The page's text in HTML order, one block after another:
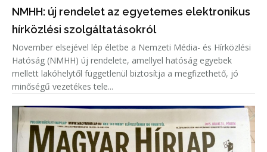
NMHH: új rendelet az egyetemes elektronikus
hírközlési szolgáltatásokról
November elsejével lép életbe a Nemzeti Média- és Hírközlési
Hatóság (NMHH) új rendelete, amellyel hatóság egyebek
mellett lakóhelytől függetlenül biztosítja a megfizethető, jó
minőségű vezetékes tele...